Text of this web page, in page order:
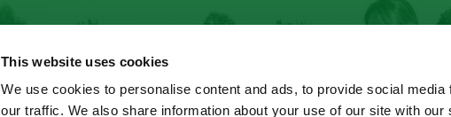
This website uses cookies
We use cookies to personalise content and ads, to provide social media
our traffic. We also share information about your use of our site with our